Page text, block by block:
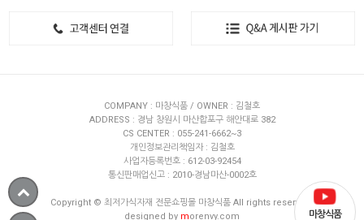
COMPANY : 마창식품 / OWNER : 김철호
ADDRESS : 경남 창원시 마산합포구 해안대로 382
CS CENTER : 055-241-6662~3
개인정보관리책임자 : 김철호
사업자등록번호 : 612-03-92454
통신판매업신고 : 2010-경남마산-0002호
Copyright © 최저가식자재 전문쇼핑몰 마창식품 All rights reserved.
designed by morenvy.com 마창식품